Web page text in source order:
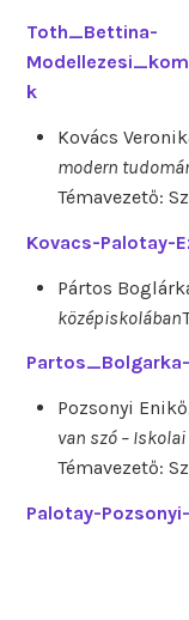
Toth_Bettina-
k
Kovács
modern
Témavezető:
Kovacs-Palotay-
Pártos
középiskolában
Pozsonyi
van szó –
Témavezető:
Palotay-